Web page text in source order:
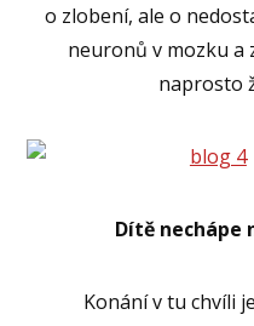
o zlobení, ale o
neuronů v mozku a
naprosto
Dítě
Konání v tu chvíli